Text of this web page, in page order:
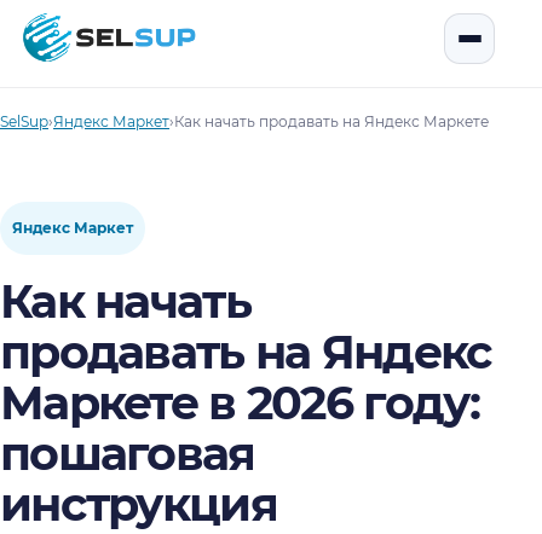
SelSup
SelSup›Яндекс Маркет›Как начать продавать на Яндекс Маркете в
Яндекс Маркет
Как начать
продавать на Яндекс
Маркете в 2026 году:
пошаговая
инструкция